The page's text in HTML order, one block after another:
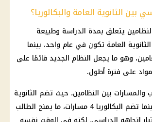
بين الثانوية العامة والبكالوريا؟
يتعلق بمدة الدراسة وطبيعة
العامة تكون في عام واحد، بينما
وهو ما يجعل النظام الجديد قائمًا على
على فترة أطول.
بين النظامين، حيث تضم الثانوية
العامة 3 شعب، بينما تضم البكالوريا 4 مسارات، ما يمنح الطالب